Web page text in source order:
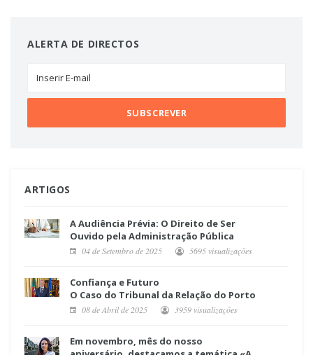
ALERTA DE DIRECTOS
ARTIGOS
A Audiência Prévia: O Direito de Ser
Ouvido pela Administração Pública
04 de Setembro de 2025 5695 visualizações
Confiança e Futuro
O Caso do Tribunal da Relação do Porto
08 de Abril de 2025 3959 visualizações
Em novembro, mês do nosso